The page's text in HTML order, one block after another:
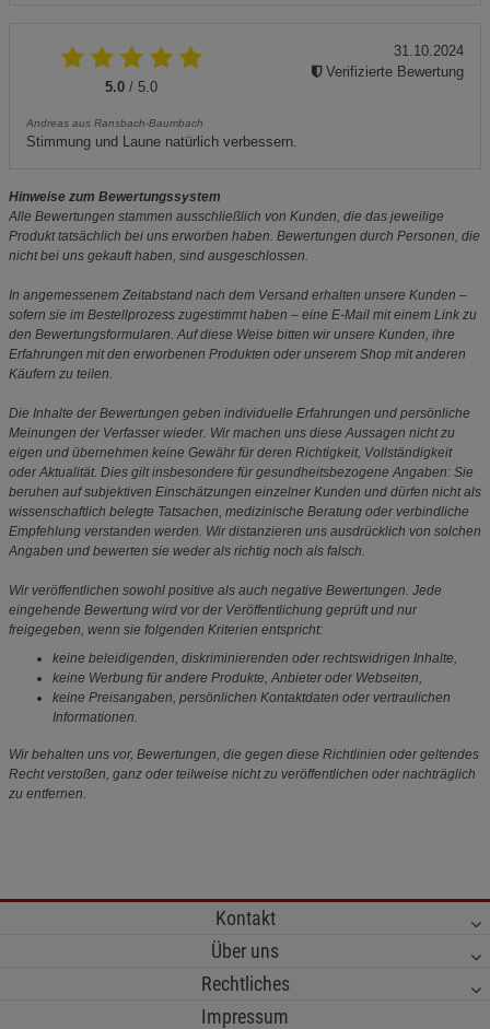
5.0 / 5.0
Andreas aus Ransbach-Baumbach
Stimmung und Laune natürlich verbessern.
31.10.2024
Verifizierte Bewertung
Hinweise zum Bewertungssystem
Alle Bewertungen stammen ausschließlich von Kunden, die das jeweilige
Produkt tatsächlich bei uns erworben haben. Bewertungen durch Personen, die
nicht bei uns gekauft haben, sind ausgeschlossen.
In angemessenem Zeitabstand nach dem Versand erhalten unsere Kunden –
sofern sie im Bestellprozess zugestimmt haben – eine E-Mail mit einem Link zu
den Bewertungsformularen. Auf diese Weise bitten wir unsere Kunden, ihre
Erfahrungen mit den erworbenen Produkten oder unserem Shop mit anderen
Käufern zu teilen.
Die Inhalte der Bewertungen geben individuelle Erfahrungen und persönliche
Meinungen der Verfasser wieder. Wir machen uns diese Aussagen nicht zu
eigen und übernehmen keine Gewähr für deren Richtigkeit, Vollständigkeit
oder Aktualität. Dies gilt insbesondere für gesundheitsbezogene Angaben: Sie
beruhen auf subjektiven Einschätzungen einzelner Kunden und dürfen nicht als
wissenschaftlich belegte Tatsachen, medizinische Beratung oder verbindliche
Empfehlung verstanden werden. Wir distanzieren uns ausdrücklich von solchen
Angaben und bewerten sie weder als richtig noch als falsch.
Wir veröffentlichen sowohl positive als auch negative Bewertungen. Jede
eingehende Bewertung wird vor der Veröffentlichung geprüft und nur
freigegeben, wenn sie folgenden Kriterien entspricht:
keine beleidigenden, diskriminierenden oder rechtswidrigen Inhalte,
keine Werbung für andere Produkte, Anbieter oder Webseiten,
keine Preisangaben, persönlichen Kontaktdaten oder vertraulichen
Informationen.
Wir behalten uns vor, Bewertungen, die gegen diese Richtlinien oder geltendes
Recht verstoßen, ganz oder teilweise nicht zu veröffentlichen oder nachträglich
zu entfernen.
Kontakt
Über uns
Rechtliches
Impressum